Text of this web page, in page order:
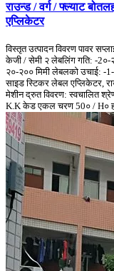
राउन्ड / वर्ग / फ्ल्याट
एप्लिकेटर
विस्तृत उत्पादन विवरण पावर
केजी / सेमी २ लेबलिंग गति: -2०-
२०-२०० मिमी लेबलको उचाई: -
साइड स्टिकर लेबल एप्लिकेटर,
मेशीन द्रुत विवरण: स्वचालित
K.K केड एकल चरण 50० / H०